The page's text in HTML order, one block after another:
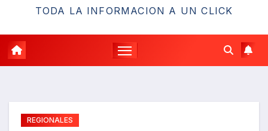
TODA LA INFORMACION A UN CLICK
REGIONALES